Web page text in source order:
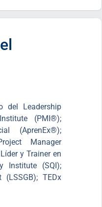
del Leadership
(PMI®);
(AprenEx®);
Manager
y Trainer en
Institute (SQI);
TEDx